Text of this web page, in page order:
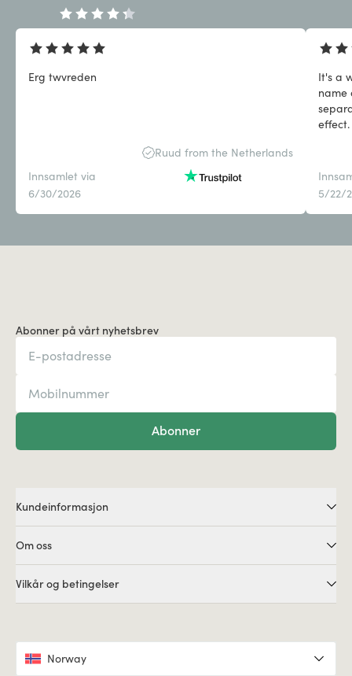
Erg twvreden
Ruud from the Netherlands
Innsamlet via
6/30/2026
It's a
name
5/22/
Abonner på vårt nyhetsbrev
Abonner
Kundeinformasjon
Om oss
Vilkår og betingelser
Norway